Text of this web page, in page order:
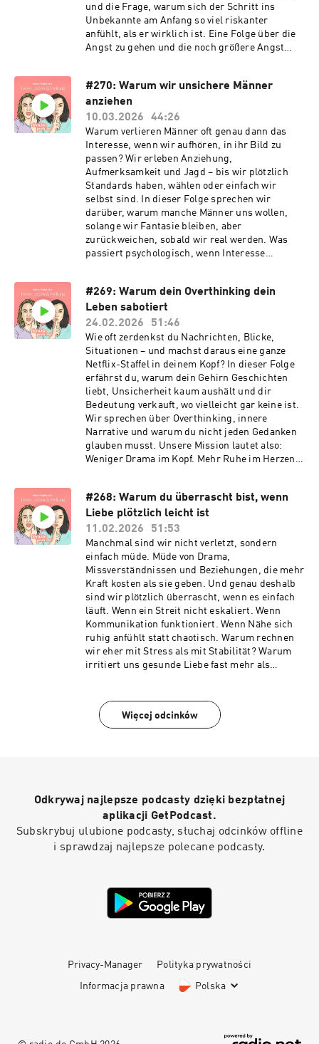
und die Frage, warum sich der Schritt ins
Unbekannte am Anfang so viel riskanter
anfühlt, als er wirklich ist. Eine Folge über die
Angst zu gehen und die noch größere Angst
#270: Warum wir unsichere Männer
anziehen
10.03.2026
44:26
Warum verlieren Männer oft genau dann das
Interesse, wenn wir aufhören, in ihr Bild zu
passen? Wir erleben Anziehung,
Aufmerksamkeit und Jagd – bis wir plötzlich
Standards haben, wählen oder einfach wir
selbst sind. In dieser Folge sprechen wir
darüber, warum manche Männer uns wollen,
solange wir Fantasie bleiben, aber
zurückweichen, sobald wir real werden. Was
passiert psychologisch, wenn Interesse
gleichzeitig bedrohlich? Und was sagt es über
uns aus, wenn sich dieses Muster wiederholt?
#269: Warum dein Overthinking dein
Leben sabotiert
24.02.2026
51:46
Wie oft zerdenkst du Nachrichten, Blicke,
Situationen – und machst daraus eine ganze
Netflix-Staffel in deinem Kopf? In dieser Folge
erfährst du, warum dein Gehirn Geschichten
liebt, Unsicherheit kaum aushält und dir
Bedeutung verkauft, wo vielleicht gar keine ist.
Wir sprechen über Overthinking, innere
Narrative und warum du nicht jeden Gedanken
glauben musst. Unsere Mission lautet also:
Weniger Drama im Kopf. Mehr Ruhe im Herzen.
#268: Warum du überrascht bist, wenn
Liebe plötzlich leicht ist
11.02.2026
51:53
Manchmal sind wir nicht verletzt, sondern
einfach müde. Müde von Drama,
Missverständnissen und Beziehungen, die mehr
Kraft kosten als sie geben. Und genau deshalb
sind wir plötzlich überrascht, wenn es einfach
läuft. Wenn ein Streit nicht eskaliert. Wenn
Kommunikation funktioniert. Wenn Nähe sich
ruhig anfühlt statt chaotisch. Warum rechnen
wir eher mit Stress als mit Stabilität? Warum
irritiert uns gesunde Liebe fast mehr als
nach zu vielen Erfahrungen und über die
Momente, in denen wir merken: Es geht auch
Więcej odcinków
Odkrywaj najlepsze podcasty dzięki bezpłatnej
aplikacji GetPodcast.
Subskrybuj ulubione podcasty, słuchaj odcinków offline
i sprawdzaj najlepsze polecane podcasty.
Privacy-Manager Polityka prywatności
Informacja prawna Polska